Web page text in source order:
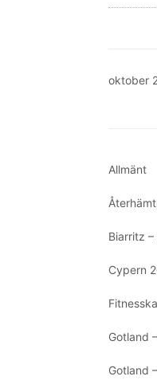
oktober
Allmänt
Biarritz –
Cypern
Gotland
Gotland